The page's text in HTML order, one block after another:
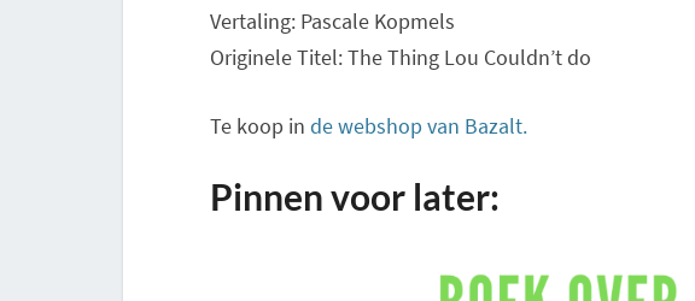
Vertaling: Pascale Kopmels
Originele Titel: The Thing Lou Couldn’t do
Te koop in de webshop van Bazalt.
Pinnen voor later: